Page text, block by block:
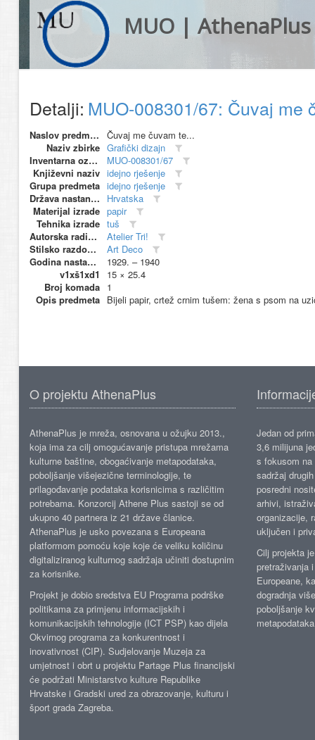
MUO | AthenaPlus
Detalji: MUO-008301/67: Čuvaj
Naslov predmeta
Čuvaj me čuvam te...
Naziv zbirke Grafički dizajn
Inventarna oznaka
MUO-008301/67
Književni naziv idejno rješenje
Grupa predmeta idejno rješenje
Država nastanka
Hrvatska
Materijal izrade papir
Tehnika izrade tuš
Autorska radionica (proizvođač)
Atelier Tri!
Stilsko razdoblje
Art Deco
Godina nastanka
1929. – 1940
v1xš1xd1
15 × 25.4
Broj komada 1
Opis predmeta Bijeli papir, crtež crnim tušem: žena s psom na
O projektu AthenaPlus
AthenaPlus je mreža, osnovana u ožujku 2013.,
koja ima za cilj omogućavanje pristupa mrežama
kulturne baštine, obogaćivanje metapodataka,
poboljšanje višejezične terminologije, te
prilagođavanje podataka korisnicima s različitim
potrebama. Konzorcij Athene Plus sastoji se od
ukupno 40 partnera iz 21 države članice.
AthenaPlus je usko povezana s Europeana
platformom pomoću koje koje će veliku količinu
digitaliziranog kulturnog sadržaja učiniti dostupnim
za korisnike.
Projekt je dobio sredstva EU Programa podrške
politikama za primjenu informacijskih i
komunikacijskih tehnologije (ICT PSP) kao dijela
Okvirnog programa za konkurentnost i
inovativnost (CIP). Sudjelovanje Muzeja za
umjetnost i obrt u projektu Partage Plus financijski
će podržati Ministarstvo kulture Republike
Hrvatske i Gradski ured za obrazovanje, kulturu i
šport grada Zagreba.
Jedan od
3,6 milijuna
s fokusom
sadržaj
posredni
arhivi,
organizacije,
uključen i
Cilj projekta
pretraživanja
Europeane,
dogradnja
poboljšanje